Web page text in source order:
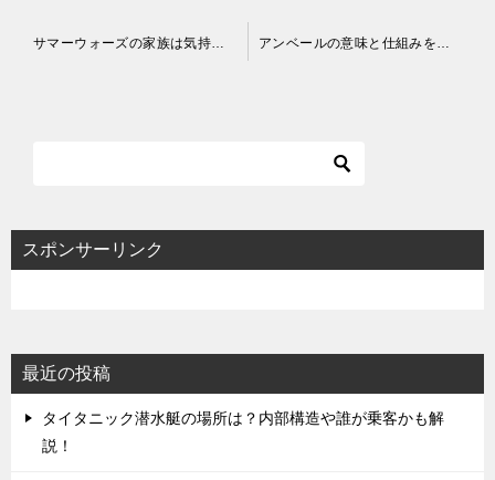
シスポンサーリンク
最近の投稿
タイタニック潜水艇の場所は？内部構造や誰が乗客かも解
説！